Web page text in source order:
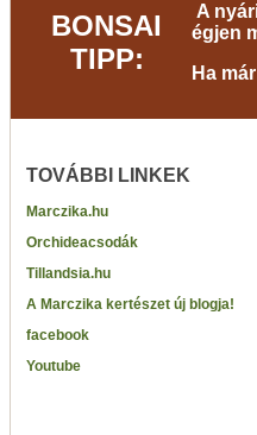
BONSAI
TIPP:
A
égjen
Ha
TOVÁBBI LINKEK
Marczika.hu
Orchideacsodák
Tillandsia.hu
A Marczika kertészet új blogja!
facebook
Youtube